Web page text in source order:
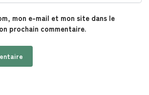
mon e-mail et mon site dans le
prochain commentaire.